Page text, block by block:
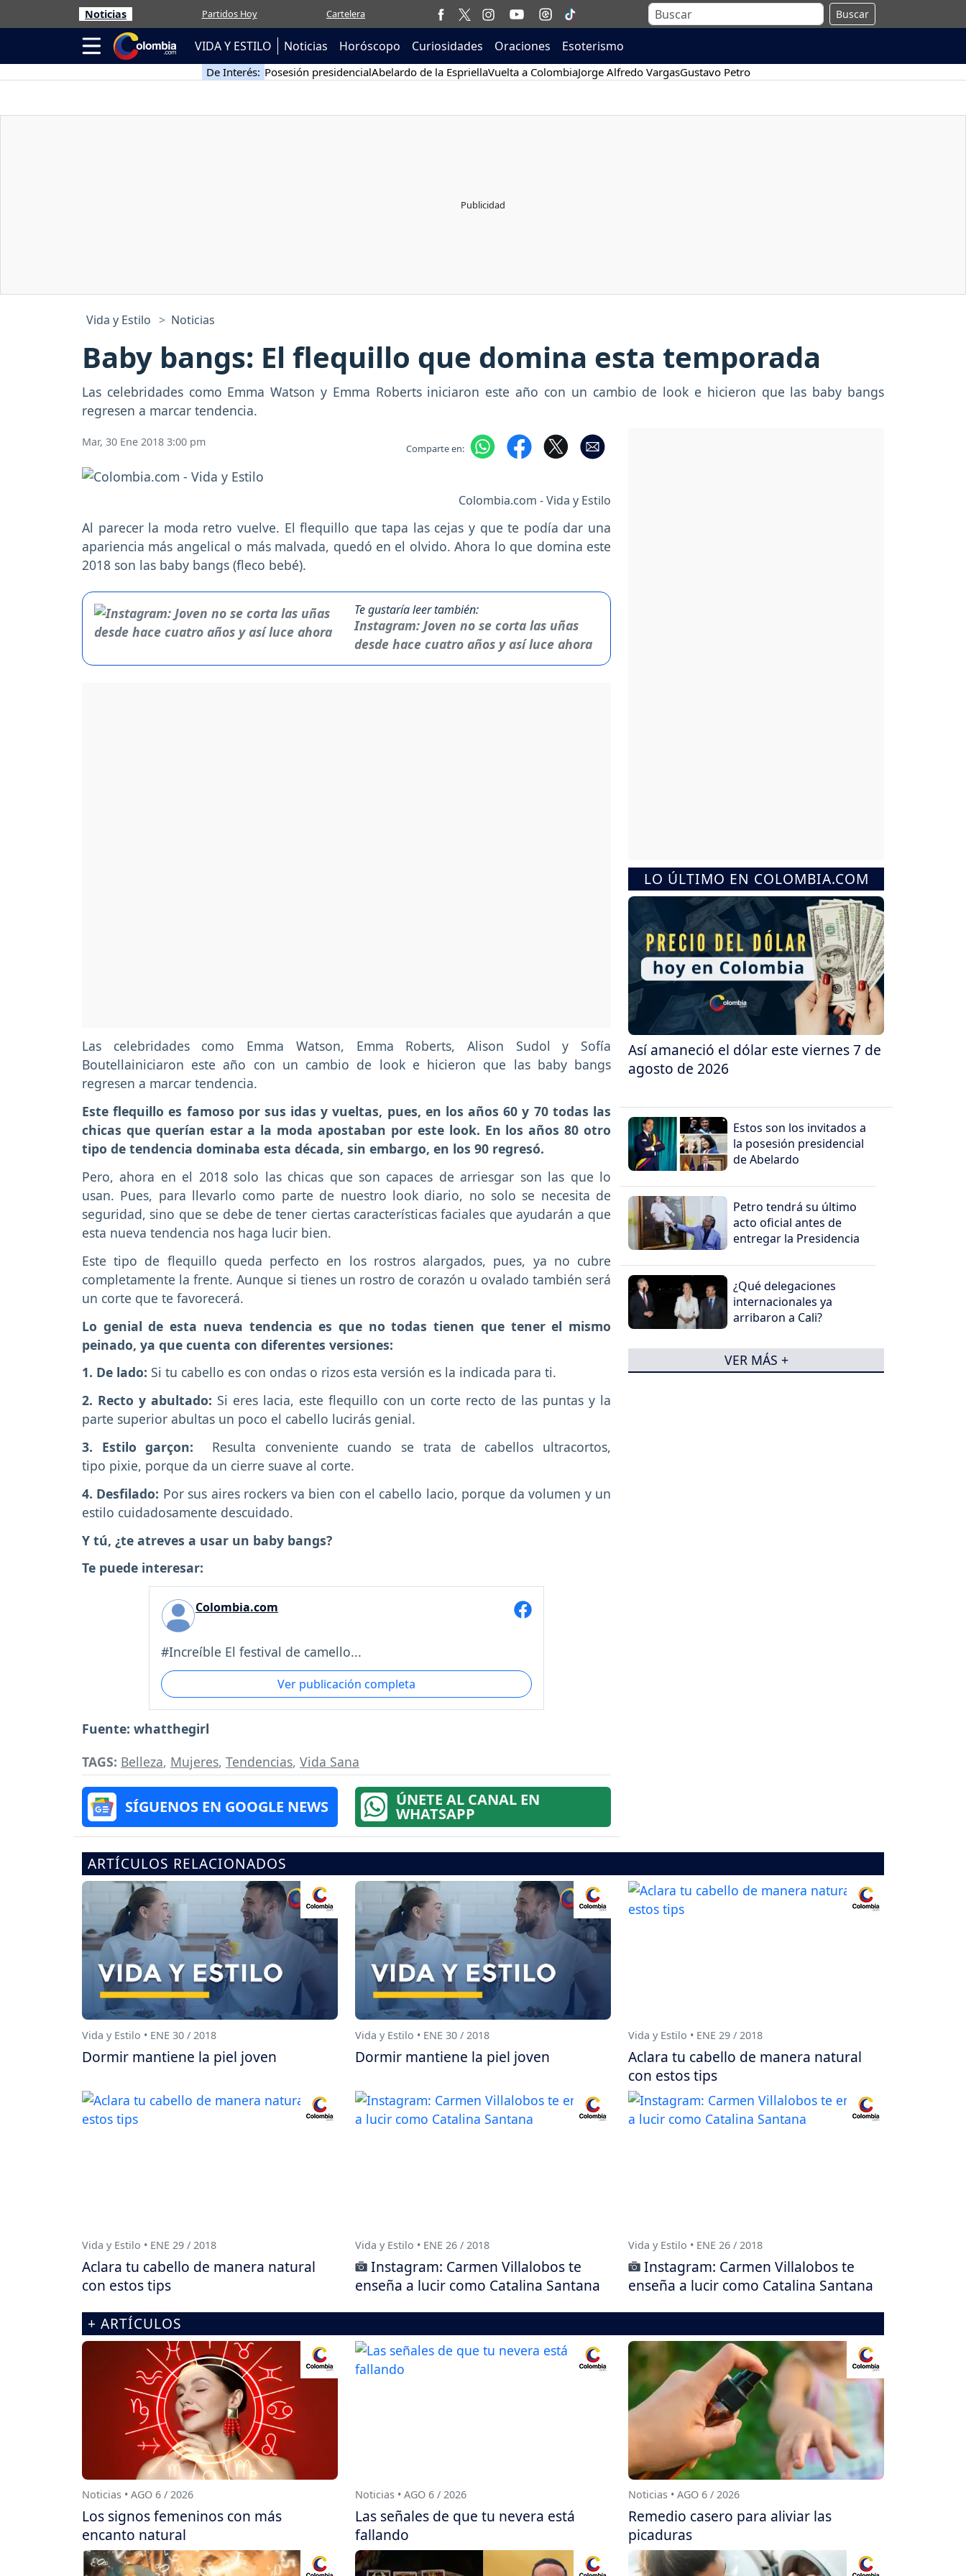
Noticias Partidos Hoy Cartelera Buscar
VIDA Y ESTILO Noticias Horóscopo Curiosidades Oraciones Esoterismo
De Interés: Posesión presidencialAbelardo de la EspriellaVuelta a ColombiaJorge Alfredo VargasGustavo Petro
Vida y Estilo Noticias
Baby bangs: El flequillo que domina esta temporada
Las celebridades como Emma Watson y Emma Roberts iniciaron este año con un cambio de look e hicieron que las baby bangs
regresen a marcar tendencia.
Mar, 30 Ene 2018 3:00 pm Comparte en:
Colombia.com - Vida y Estilo
Al parecer la moda retro vuelve. El flequillo que tapa las cejas y que te podía dar una
apariencia más angelical o más malvada, quedó en el olvido. Ahora lo que domina este
2018 son las baby bangs (fleco bebé).
Te gustaría leer también:
Instagram: Joven no se corta las uñas
desde hace cuatro años y así luce ahora
Las celebridades como Emma Watson, Emma Roberts, Alison Sudol y Sofía
Boutellainiciaron este año con un cambio de look e hicieron que las baby bangs
regresen a marcar tendencia.
Este flequillo es famoso por sus idas y vueltas, pues, en los años 60 y 70 todas las
chicas que querían estar a la moda apostaban por este look. En los años 80 otro
tipo de tendencia dominaba esta década, sin embargo, en los 90 regresó.
Pero, ahora en el 2018 solo las chicas que son capaces de arriesgar son las que lo
usan. Pues, para llevarlo como parte de nuestro look diario, no solo se necesita de
seguridad, sino que se debe de tener ciertas características faciales que ayudarán a que
esta nueva tendencia nos haga lucir bien.
Este tipo de flequillo queda perfecto en los rostros alargados, pues, ya no cubre
completamente la frente. Aunque si tienes un rostro de corazón u ovalado también será
un corte que te favorecerá.
Lo genial de esta nueva tendencia es que no todas tienen que tener el mismo
peinado, ya que cuenta con diferentes versiones:
1. De lado: Si tu cabello es con ondas o rizos esta versión es la indicada para ti.
2. Recto y abultado: Si eres lacia, este flequillo con un corte recto de las puntas y la
parte superior abultas un poco el cabello lucirás genial.
3. Estilo garçon: Resulta conveniente cuando se trata de cabellos ultracortos,
tipo pixie, porque da un cierre suave al corte.
4. Desfilado: Por sus aires rockers va bien con el cabello lacio, porque da volumen y un
estilo cuidadosamente descuidado.
Y tú, ¿te atreves a usar un baby bangs?
Te puede interesar:
Colombia.com
#Increíble El festival de camello...
Ver publicación completa
Fuente: whatthegirl
TAGS: Belleza, Mujeres, Tendencias, Vida Sana
SÍGUENOS EN GOOGLE NEWS ÚNETE AL CANAL EN
WHATSAPP
LO ÚLTIMO EN COLOMBIA.COM
Así amaneció el dólar este viernes 7 de
agosto de 2026
Estos son los invitados a
la posesión presidencial
de Abelardo
Petro tendrá su último
acto oficial antes de
entregar la Presidencia
¿Qué delegaciones
internacionales ya
arribaron a Cali?
VER MÁS +
ARTÍCULOS RELACIONADOS
Vida y Estilo • ENE 30 / 2018
Dormir mantiene la piel joven
Vida y Estilo • ENE 30 / 2018
Dormir mantiene la piel joven
Vida y Estilo • ENE 29 / 2018
Aclara tu cabello de manera natural
con estos tips
Vida y Estilo • ENE 29 / 2018
Aclara tu cabello de manera natural
con estos tips
Vida y Estilo • ENE 26 / 2018
Instagram: Carmen Villalobos te
enseña a lucir como Catalina Santana
Vida y Estilo • ENE 26 / 2018
Instagram: Carmen Villalobos te
enseña a lucir como Catalina Santana
+ ARTÍCULOS
Noticias • AGO 6 / 2026
Los signos femeninos con más
encanto natural
Noticias • AGO 6 / 2026
Las señales de que tu nevera está
fallando
Noticias • AGO 6 / 2026
Remedio casero para aliviar las
picaduras